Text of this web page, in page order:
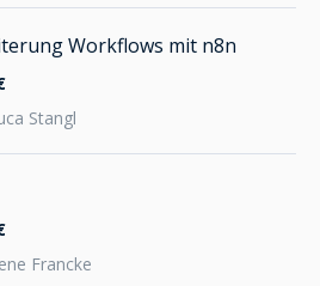
Workflows mit n8n
Stangl
Francke